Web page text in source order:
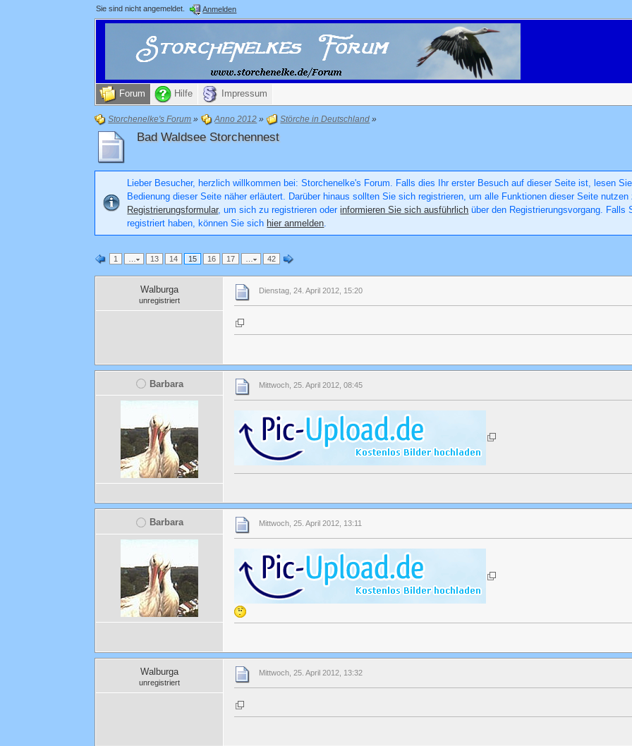
Sie sind nicht angemeldet. Anmelden
Forum Hilfe Impressum
Storchenelke's Forum » Anno 2012 » Störche in Deutschland »
Bad Waldsee Storchennest
Lieber Besucher, herzlich willkommen bei: Storchenelke's Forum. Falls dies Ihr erster Besuch auf dieser Seite ist, lesen
Bedienung dieser Seite näher erläutert. Darüber hinaus sollten Sie sich registrieren, um alle Funktionen dieser Seite
Registrierungsformular, um sich zu registrieren oderinformieren Sie sich ausführlich über den Registrierungsvorgang.
registriert haben, können Sie sich hier anmelden.
1 … 13 14 15 16 17 … 42
Walburga
unregistriert
Dienstag, 24. April 2012, 15:20
Barbara Mittwoch, 25. April 2012, 08:45
Barbara Mittwoch, 25. April 2012, 13:11
Walburga
unregistriert
Mittwoch, 25. April 2012, 13:32